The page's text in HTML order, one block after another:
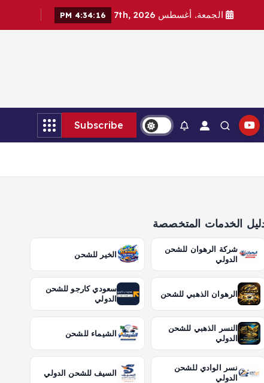
الجمعة. أغسطس 7th, 2026 4:34:17 PM
Subscribe
الخدمات المتخصصة
شركة الرهوان للشحن
الدولي
الخير للشحن
الرهوان الذهبي للشحن
سعودي كارجو للشحن
الدولي
النسر الذهبي للشحن
الدولي
الشيماء للشحن
نسر الوادي للشحن
الدولي
السيف للشحن الدولي